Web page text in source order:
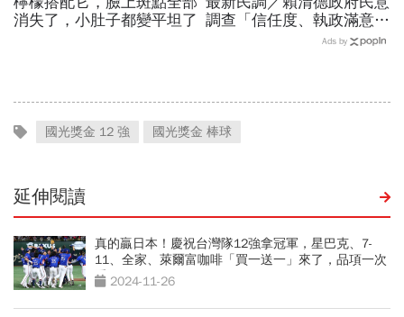
消失了，小肚子都變平坦了 調查「信任度、執政滿意
度」雙升，不滿意比率下
Ads by
國光獎金 12 強 國光獎金 棒球
延伸閱讀
真的贏日本！慶祝台灣隊12強拿冠軍，星巴克、7-
11、全家、萊爾富咖啡「買一送一」來了，品項一次
看 2024-11-26